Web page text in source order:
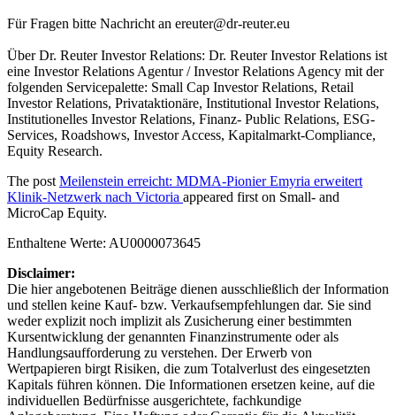
Für Fragen bitte Nachricht an ereuter@dr-reuter.eu
Über Dr. Reuter Investor Relations: Dr. Reuter Investor Relations ist
eine Investor Relations Agentur / Investor Relations Agency mit der
folgenden Servicepalette: Small Cap Investor Relations, Retail
Investor Relations, Privataktionäre, Institutional Investor Relations,
Institutionelles Investor Relations, Finanz- Public Relations, ESG-
Services, Roadshows, Investor Access, Kapitalmarkt-Compliance,
Equity Research.
The post Meilenstein erreicht: MDMA-Pionier Emyria erweitert
Klinik-Netzwerk nach Victoria appeared first on Small- and
MicroCap Equity.
Enthaltene Werte: AU0000073645
Disclaimer:
Die hier angebotenen Beiträge dienen ausschließlich der Information
und stellen keine Kauf- bzw. Verkaufsempfehlungen dar. Sie sind
weder explizit noch implizit als Zusicherung einer bestimmten
Kursentwicklung der genannten Finanzinstrumente oder als
Handlungsaufforderung zu verstehen. Der Erwerb von
Wertpapieren birgt Risiken, die zum Totalverlust des eingesetzten
Kapitals führen können. Die Informationen ersetzen keine, auf die
individuellen Bedürfnisse ausgerichtete, fachkundige